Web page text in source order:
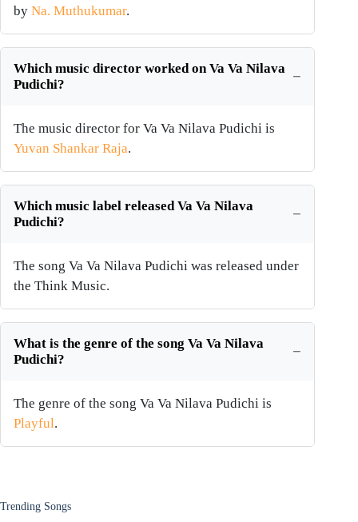
by Na. Muthukumar.
Which music director worked on Va Va Nilava
Pudichi?
The music director for Va Va Nilava Pudichi is
Yuvan Shankar Raja.
Which music label released Va Va Nilava
Pudichi?
The song Va Va Nilava Pudichi was released under
the Think Music.
What is the genre of the song Va Va Nilava
Pudichi?
The genre of the song Va Va Nilava Pudichi is
Playful.
Trending Songs